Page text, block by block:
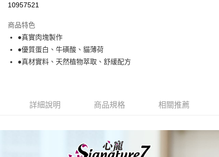
【關於「AFTEE先享後付」】
便利好安心！
１．簡單：不需註冊會員、不需綁卡、不需儲值。
２．便利：只要手機號碼，簡訊認證，即可結帳。
３．安心：先確認商品／服務後，再付款。
【「AFTEE先享後付」結帳流程】
３．收到繳費通知簡訊後14天內，點擊此簡訊中的連結，可透過四大超商／
ATM／網路銀行／等多元方式進行付款，方視為交易完成。
※ 交易是否成功請以「AFTEE先享後付 」之結帳頁面顯示為準，若有關於
是否繳費成功／繳費後需取消欲退款等相關疑問，請聯繫「AFTEE先享後付
ATM付款
運送方式
全家取貨付款(指定商品免運)
免運費
付款後7-11取貨(指定商品免運)
10957521
商品特色
●真實肉塊製作
●優質蛋白、牛磺酸、貓薄荷
●真材實料、天然植物萃取、舒緩配方
詳細說明 商品規格 相關推薦